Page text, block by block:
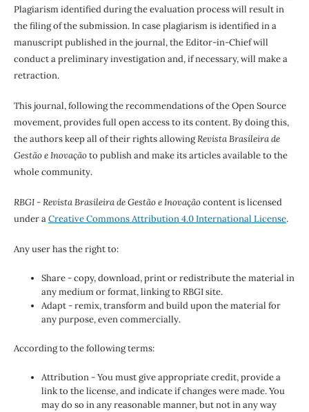
Plagiarism identified during the evaluation process will result in
the filing of the submission. In case plagiarism is identified in a
manuscript published in the journal, the Editor-in-Chief will
conduct a preliminary investigation and, if necessary, will make a
retraction.
This journal, following the recommendations of the Open Source
movement, provides full open access to its content. By doing this,
the authors keep all of their rights allowingRevista Brasileira de
Gestão e Inovaçãoto publish and make its articles available to the
whole community.
RBGI - Revista Brasileira de Gestão e Inovaçãocontent is licensed
under aCreative Commons Attribution 4.0 International License.
Any user has the right to:
Share - copy, download, print or redistribute the material in
any medium or format, linking to RBGI site.
Adapt - remix, transform and build upon the material for
any purpose, even commercially.
According to the following terms:
Attribution - You must give appropriate credit, provide a
link to the license, and indicate if changes were made. You
may do so in any reasonable manner, but not in any way